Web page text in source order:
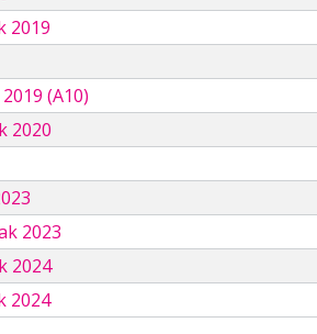
2019
(A10)
2020
2023
2024
2024